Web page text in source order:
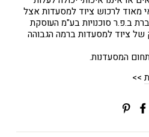
מאוד לרכוש ציוד למסעדות אצל
ב.פ.ר סוכנויות בע"מ העוסקת
ושיווק של ציוד למסעדות ברמה הגבוהה
המסעדנות.
>>
שתפי